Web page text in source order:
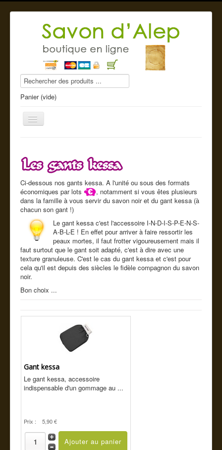
Panier (vide)
Savon d'Alep
Produits beauté
Compléments alimentaires
Cde tel
Guide conseil
Ci-dessous nos gants kessa. A l'unité ou sous des formats
économiques par lots
, notamment si vous êtes plusieurs
dans la famille à vous servir du savon noir et du gant kessa (à
chacun son gant !)
Le gant kessa c'est l'accessoire I-N-D-I-S-P-E-N-S-
A-B-L-E ! En effet pour arriver à faire ressortir les
peaux mortes, il faut frotter vigoureusement mais il
faut surtout que le gant soit adapté, c'est à dire avec une
texture granuleuse. C'est le cas du gant kessa et c'est pour
cela qu'il est depuis des siècles le fidèle compagnon du savon
noir.
Bon choix ...
Gant kessa
Le gant kessa, accessoire
indispensable d'un gommage au ...
Prix : 5,90 €